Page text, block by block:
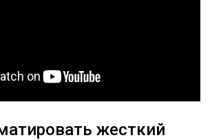
жесткий